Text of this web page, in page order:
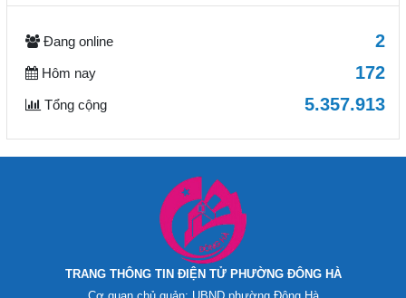
Đang online 2
Hôm nay 172
Tổng cộng 5.357.913
TRANG THÔNG TIN ĐIỆN TỬ PHƯỜNG ĐÔNG HÀ